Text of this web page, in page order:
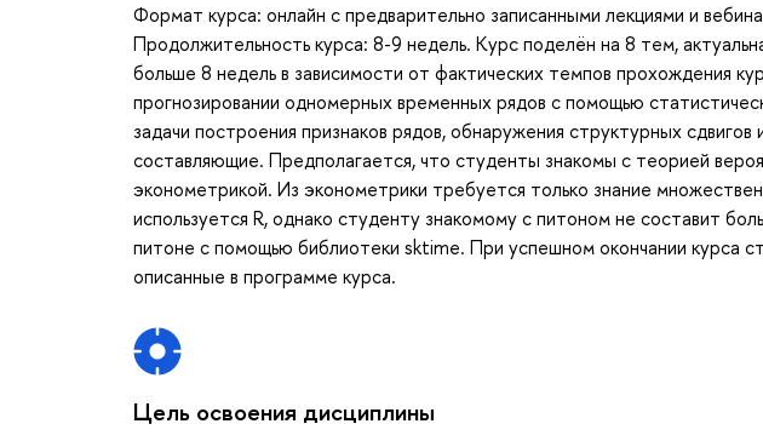
Формат курса: онлайн с предварительно записанными лекциями и
Продолжительность курса: 8-9 недель. Курс поделён на 8 тем,
больше 8 недель в зависимости от фактических темпов прохождения
прогнозировании одномерных временных рядов с помощью
задачи построения признаков рядов, обнаружения структурных
составляющие. Предполагается, что студенты знакомы с теорией
эконометрикой. Из эконометрики требуется только знание
используется R, однако студенту знакомому с питоном не составит
питоне с помощью библиотеки sktime. При успешном окончании курса
описанные в программе курса.
Цель освоения дисциплины